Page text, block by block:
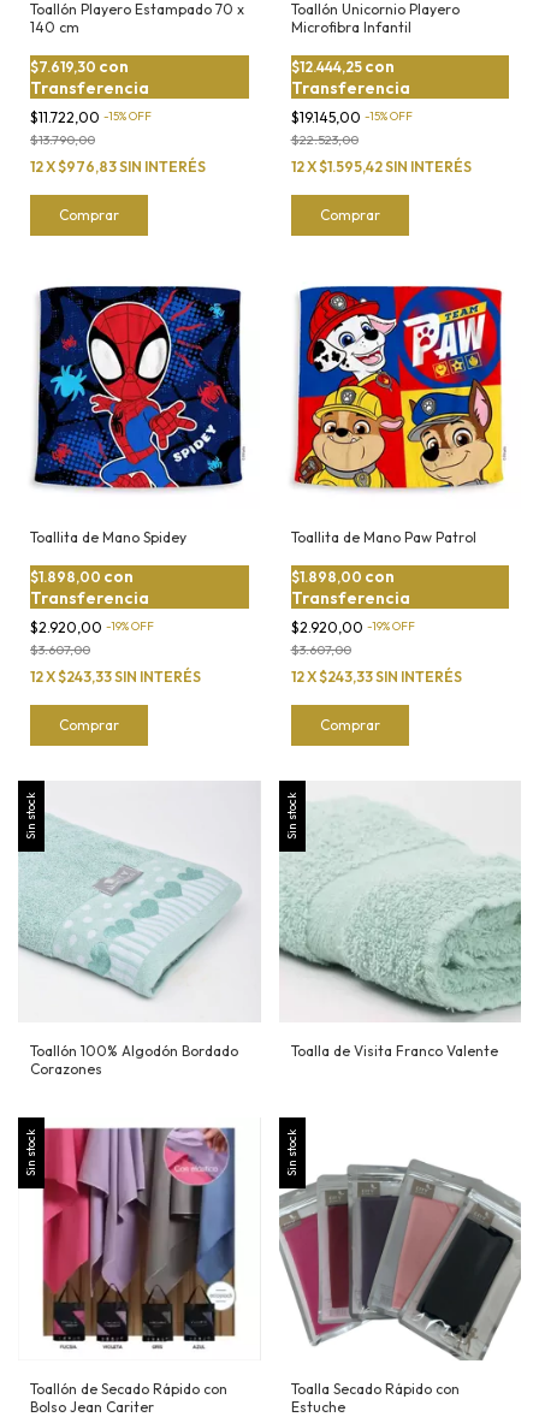
Toallón Playero Estampado 70 x
140 cm
$11.722,00 -15%OFF
$13.790,00
$7.619,30 con
Transferencia
12X$976,83SIN INTERÉS
Comprar
Toallón Unicornio Playero
Microfibra Infantil
$19.145,00 -15%OFF
$22.523,00
$12.444,25 con
Transferencia
12X$1.595,42SIN INTERÉS
Comprar
Toallita de Mano Spidey
$2.920,00 -19%OFF
$3.607,00
$1.898,00 con
Transferencia
12X$243,33SIN INTERÉS
Toallita de Mano Paw Patrol
$2.920,00 -19%OFF
$3.607,00
$1.898,00 con
Transferencia
12X$243,33SIN INTERÉS
Sin stock
Toallón 100% Algodón Bordado
Corazones
Sin stock
Toalla de Visita Franco Valente
Sin stock
Toallón de Secado Rápido con
Bolso Jean Cariter
Sin stock
Toalla Secado Rápido con
Estuche